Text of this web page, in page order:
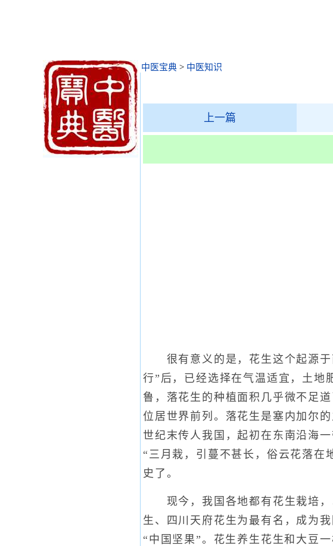
中医宝典 > 中医知识
上一篇
很有意义的是，花生这个起源于
行”后，已经选择在气温适宜，土地
鲁，落花生的种植面积几乎微不足
位居世界前列。落花生是塞内加尔
世纪末传人我国，起初在东南沿海
“三月栽，引蔓不甚长，俗云花落在
史了。
现今，我国各地都有花生栽培，
生、四川天府花生为最有名，成为
“中国坚果”。花生养生花生和大豆